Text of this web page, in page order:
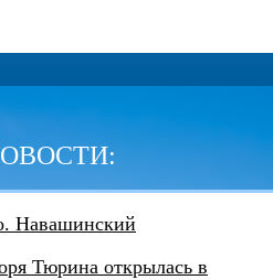
Навашинский
Тюрина открылась в